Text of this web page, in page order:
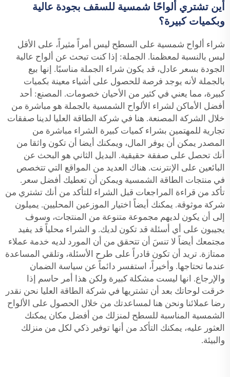
أين تشتري ألواحًا شمسية للسقف بجودة عالية
وبكميات كبيرة؟
شراء ألواح شمسية على السطح ليس أمراً مثيراً، على الأقل
ليس بالنسبة لمعظمنا. الجملة: إذا كنت تبحث عن ألواح عالية
الجودة بسعر عادل، قد يكون شراء الجملة مناسبًا. إنها بيع
بالجملة لأنه يوجد فرصة للحصول على أشياء معينة بكميات
كبيرة، مما يعني في كثير من الأحيان خصومات. المصنع: أحد
أفضل الأماكن لشراء الألواح الشمسية بالجملة هو مباشرة من
خلال الشركة المصنعة. هنا في شركة الطاقة العليا لدينا صفقات
تجارية للمهتمين بشراء كميات كبيرة الشراء مباشرة من
المصدر يمكن أن يوفر المال، ويمكنك أيضا أن تكون واثقا من
أنك تحصل على صفقة حقيقية. البديل الثاني هو البحث عن
البائعين على الإنترنت. هناك العديد من المواقع التي تتخصص
في منتجات الطاقة الشمسية ويمكن أن تعطيك أفضل سعر.
تأكد من قراءة المراجعات قبل الشراء للتأكد من أنك تشتري من
شركة موثوقة. يمكنك أيضاً اختيار الموزعين المحليين. يميلون
إلى أن يكون لديهم مجموعة متنوعة من المنتجات، وسوف
يجيبون على أي أسئلة قد تكون لديك. و الشراء محلياً قد يفيد
مجتمعك أيضاً لا تنسَ أن تتحقق من أن المورد لديه خدمة عملاء
ممتازة. تريد أن تكون قادراً على طرح الأسئلة، وتلقي المساعدة
عندما تحتاجها. وأخيراً، استفسر دائماً عن سياسة الضمان
والإرجاع. انها ليست مشكلة كبيرة ولكن هذا أمر حاسم إذا
خرقت لوحاتك بعد أن تشتريها في شركة الطاقة العليا نحن نقدر
رضا عملائنا ونحن هنا لمساعدتك من خلال الحصول على الألواح
الشمسية المناسبة للسطح لمنزلك من أفضل مكان يمكنك
العثور عليه، يمكنك التأكد من أنها توفير ذكي لكل من منزلك
والبيئة.